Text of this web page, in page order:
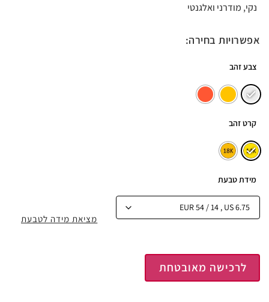
נקי, מודרני ואלגנטי
אפשרויות בחירה:
צבע זהב
קרט זהב
מידת טבעת
לרכישה מאובטחת
מציאת מידה לטבעת